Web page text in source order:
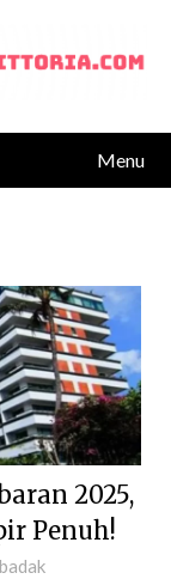
Menu
2025,
Penuh!
badak